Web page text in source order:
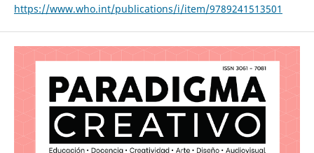
https://www.who.int/publications/i/item/9789241513501